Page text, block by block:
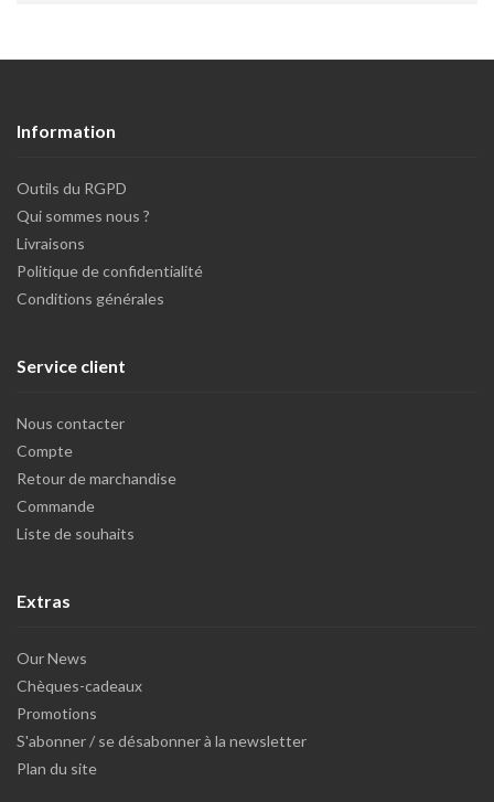
Information
Outils du RGPD
Qui sommes nous ?
Livraisons
Politique de confidentialité
Conditions générales
Service client
Nous contacter
Compte
Retour de marchandise
Commande
Liste de souhaits
Extras
Our News
Chèques-cadeaux
Promotions
S'abonner / se désabonner à la newsletter
Plan du site